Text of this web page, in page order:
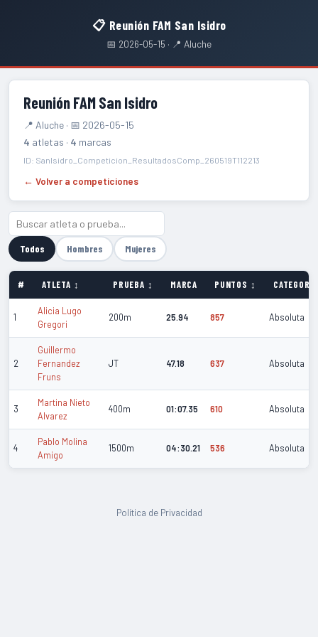
📋 Reunión FAM San Isidro
📅 2026-05-15 · 📍 Aluche
Reunión FAM San Isidro
📍 Aluche · 📅 2026-05-15
4 atletas · 4 marcas
ID: SanIsidro_Competicion_ResultadosComp_260519T112213
← Volver a competiciones
Todos Hombres Mujeres
# ATLETA ↕ PRUEBA ↕ MARCA PUNTOS ↕
1
Alicia Lugo
Gregori
200m 25.94 857 Absoluta
2
Guillermo
Fernandez
Fruns
JT 47.18 637 Absoluta
3
Martina Nieto
Alvarez
400m 01:07.35 610 Absoluta
4
Pablo Molina
Amigo
1500m 04:30.21 536 Absoluta
Política de Privacidad